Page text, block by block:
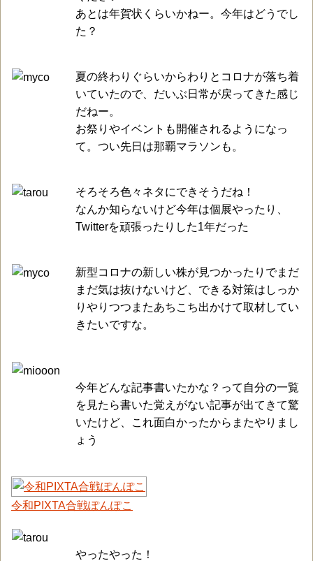
あとは年賀状くらいかねー。今年はどうでし
た？
夏の終わりぐらいからわりとコロナが落ち着
いていたので、だいぶ日常が戻ってきた感じ
だねー。
お祭りやイベントも開催されるようになっ
て。つい先日は那覇マラソンも。
そろそろ色々ネタにできそうだね！
なんか知らないけど今年は個展やったり、
Twitterを頑張ったりした1年だった
新型コロナの新しい株が見つかったりでまだ
まだ気は抜けないけど、できる対策はしっか
りやりつつまたあちこち出かけて取材してい
きたいですな。
今年どんな記事書いたかな？って自分の一覧
を見たら書いた覚えがない記事が出てきて驚
いたけど、これ面白かったからまたやりまし
ょう
令和PIXTA合戦ぽんぽこ
やったやった！